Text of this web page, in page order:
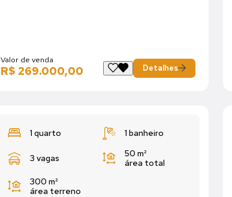
Valor de venda
R$ 269.000,00 Detalhes
1 quarto 1 banheiro
3 vagas
50 m²
área total
300 m²
área terreno